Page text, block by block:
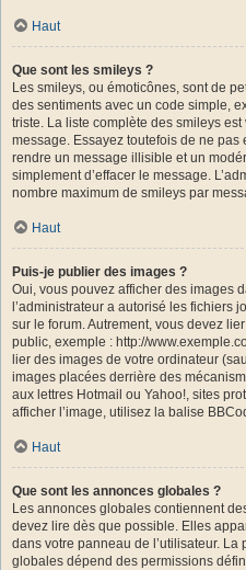
Haut
Que sont les smileys ?
Les smileys, ou émoticônes, sont de
des sentiments avec un code simple,
triste. La liste complète des smileys
message. Essayez toutefois de ne
rendre un message illisible et un
simplement d’effacer le message.
nombre maximum de smileys par
Haut
Puis-je publier des images ?
Oui, vous pouvez afficher des images
l’administrateur a autorisé les fichiers
sur le forum. Autrement, vous devez
public, exemple : http://
lier des images de votre ordinateur
images placées derrière des
aux lettres Hotmail ou Yahoo!, sites
afficher l’image, utilisez la balise
Haut
Que sont les annonces globales ?
Les annonces globales contiennent
devez lire dès que possible. Elles
dans votre panneau de l’utilisateur.
globales dépend des permissions